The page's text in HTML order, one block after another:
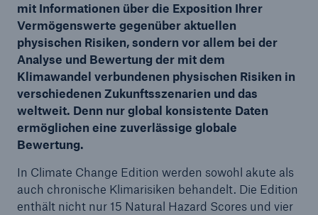
mit Informationen über die Exposition Ihrer
Vermögenswerte gegenüber aktuellen
physischen Risiken, sondern vor allem bei der
Analyse und Bewertung der mit dem
Klimawandel verbundenen physischen Risiken in
verschiedenen Zukunftsszenarien und das
weltweit. Denn nur global konsistente Daten
ermöglichen eine zuverlässige globale
Bewertung.
In Climate Change Edition werden sowohl akute als
auch chronische Klimarisiken behandelt. Die Edition
enthält nicht nur 15 Natural Hazard Scores und vier